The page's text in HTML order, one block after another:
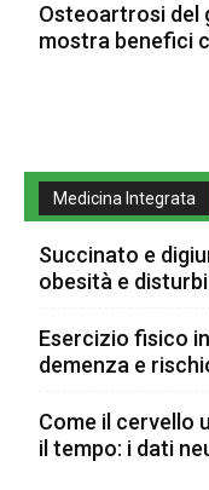
Osteoartrosi del
mostra benefici
Medicina Integrata
Succinato e
obesità e
Esercizio fisico
demenza e
Come il cervello
il tempo: i dati